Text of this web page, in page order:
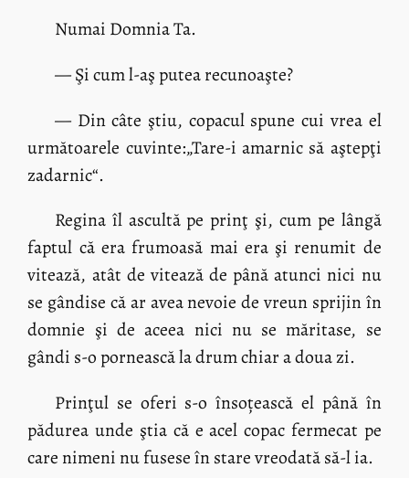
Numai Domnia Ta.
— Şi cum l-aş putea recunoaşte?
— Din câte ştiu, copacul spune cui vrea el
următoarele cuvinte:„Tare-i amarnic să aştepţi
zadarnic“.
Regina îl ascultă pe prinţ şi, cum pe lângă
faptul că era frumoasă mai era şi renumit de
vitează, atât de vitează de până atunci nici nu
se gândise că ar avea nevoie de vreun sprijin în
domnie şi de aceea nici nu se măritase, se
gândi s-o pornească la drum chiar a doua zi.
Prinţul se oferi s-o însoțească el până în
pădurea unde ştia că e acel copac fermecat pe
care nimeni nu fusese în stare vreodată să-l ia.